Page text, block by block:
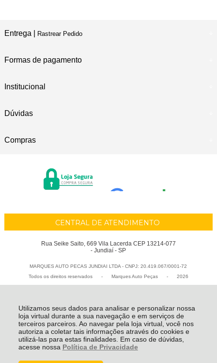
Utilizamos seus dados para analisar e personalizar nossa
loja virtual durante a sua navegação e em serviços de
terceiros parceiros. Ao navegar pela loja virtual, você nos
autoriza a coletar tais informações através do cookies e
utilizá-las para estas finalidades. Em caso de dúvidas,
acesse nossa Política de Privacidade
Entrega | Rastrear Pedido
Formas de pagamento
Institucional
Dúvidas
Compras
CENTRAL DE ATENDIMENTO
Rua Seike Saito, 669 Vila Lacerda CEP 13214-077
- Jundiaí - SP
MARQUES AUTO PECAS JUNDIAI LTDA - CNPJ: 20.419.067/0001-72
Todos os direitos reservados
- Marques Auto Peças - 2026